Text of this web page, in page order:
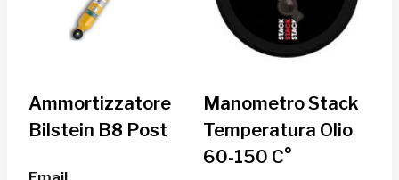
Ammortizzatore
Bilstein B8 Post
Manometro Stack
Temperatura Olio
60-150 C°